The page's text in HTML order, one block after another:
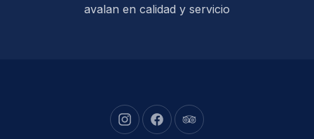
avalan en calidad y servicio
New Window
New WindowNew Window